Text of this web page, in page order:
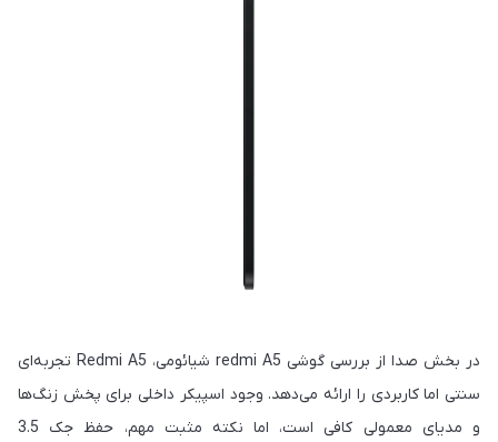
در بخش صدا از بررسی گوشی redmi A5 شیائومی، Redmi A5 تجربه‌ای
سنتی اما کاربردی را ارائه می‌دهد. وجود اسپیکر داخلی برای پخش زنگ‌ها
و مدیای معمولی کافی است، اما نکته مثبت مهم، حفظ جک 3.5